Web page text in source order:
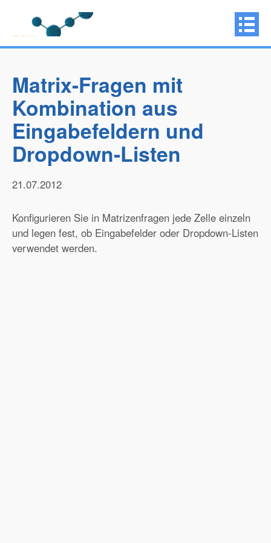
Matrix-Fragen mit
Kombination aus
Eingabefeldern und
Dropdown-Listen
21.07.2012
Konfigurieren Sie in Matrizenfragen jede Zelle einzeln
und legen fest, ob Eingabefelder oder Dropdown-Listen
verwendet werden.